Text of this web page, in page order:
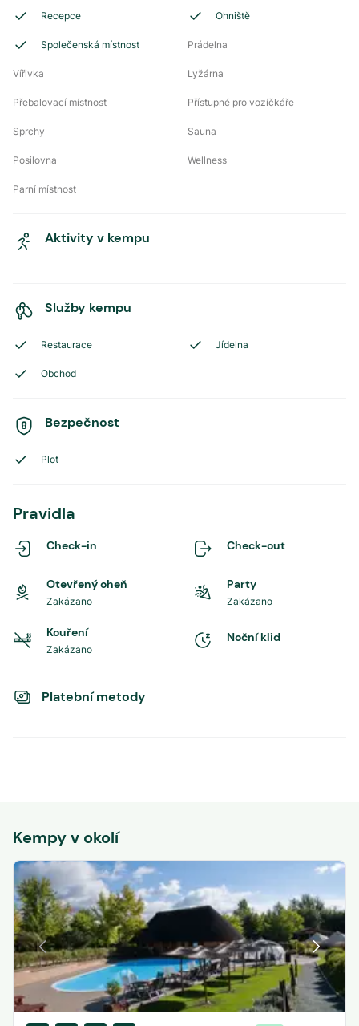
Recepce Ohniště
Společenská místnost Prádelna
Vířivka Lyžárna
Přebalovací místnost Přístupné pro vozíčkáře
Sprchy Sauna
Posilovna Wellness
Parní místnost
Aktivity v kempu
Služby kempu
Restaurace Jídelna
Obchod
Bezpečnost
Plot
Pravidla
Check-in Check-out
Otevřený oheň
Zakázano
Party
Zakázano
Kouření
Zakázano
Noční klid
Platební metody
Kempy v okolí